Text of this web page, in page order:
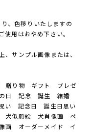
、色移りいたしますの
用はおやめ下さい。
、サンプル画像または、
贈り物 ギフト プレゼ
の日 記念 誕生 結婚
い 記念日 誕生日思い
似顔絵 犬肖像画 ペ
画 オーダーメイド イ